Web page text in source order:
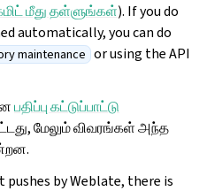
மீது தள்ளுங்கள்). If you do
automatically, you can do
maintenance or using the API
பதிப்பு கட்டுப்பாட்டு
மேலும் விவரங்கள் அந்த
pushes by Weblate, there is